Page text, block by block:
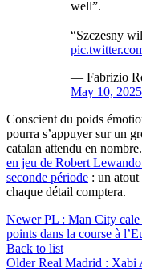
well”.
“Szczesny
— Fabrizio
May 10, 2025
Conscient du poids
pourra s’appuyer sur un
catalan attendu en nombre.
en jeu de Robert
seconde période : un
chaque détail comptera.
Newer PL : Man City cale
points dans la course à
Back to list
Older Real Madrid : Xabi